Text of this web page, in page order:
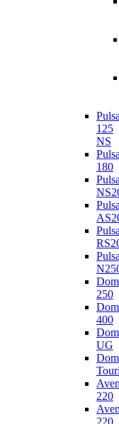
125
NS
180
250
400
UG
220
220